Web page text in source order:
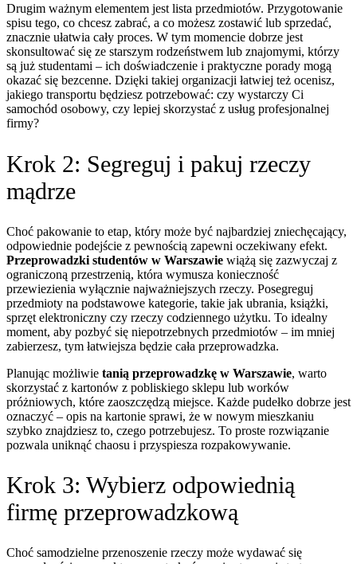
Drugim ważnym elementem jest lista przedmiotów. Przygotowanie
spisu tego, co chcesz zabrać, a co możesz zostawić lub sprzedać,
znacznie ułatwia cały proces. W tym momencie dobrze jest
skonsultować się ze starszym rodzeństwem lub znajomymi, którzy
są już studentami – ich doświadczenie i praktyczne porady mogą
okazać się bezcenne. Dzięki takiej organizacji łatwiej też ocenisz,
jakiego transportu będziesz potrzebować: czy wystarczy Ci
samochód osobowy, czy lepiej skorzystać z usług profesjonalnej
firmy?
Krok 2: Segreguj i pakuj rzeczy
mądrze
Choć pakowanie to etap, który może być najbardziej zniechęcający,
odpowiednie podejście z pewnością zapewni oczekiwany efekt.
Przeprowadzki studentów w Warszawie wiążą się zazwyczaj z
ograniczoną przestrzenią, która wymusza konieczność
przewiezienia wyłącznie najważniejszych rzeczy. Posegreguj
przedmioty na podstawowe kategorie, takie jak ubrania, książki,
sprzęt elektroniczny czy rzeczy codziennego użytku. To idealny
moment, aby pozbyć się niepotrzebnych przedmiotów – im mniej
zabierzesz, tym łatwiejsza będzie cała przeprowadzka.
Planując możliwie tanią przeprowadzkę w Warszawie, warto
skorzystać z kartonów z pobliskiego sklepu lub worków
próżniowych, które zaoszczędzą miejsce. Każde pudełko dobrze jest
oznaczyć – opis na kartonie sprawi, że w nowym mieszkaniu
szybko znajdziesz to, czego potrzebujesz. To proste rozwiązanie
pozwala uniknąć chaosu i przyspiesza rozpakowywanie.
Krok 3: Wybierz odpowiednią
firmę przeprowadzkową
Choć samodzielne przenoszenie rzeczy może wydawać się